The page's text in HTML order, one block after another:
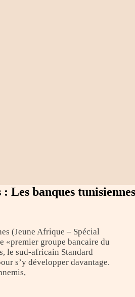
: Les banques
(Jeune Afrique – Spécial
«premier groupe bancaire du
le sud-africain Standard
s’y développer davantage.